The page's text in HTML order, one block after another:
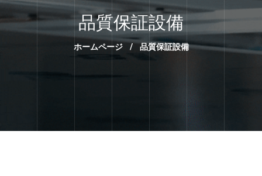
品質保証設備
ホームページ / 品質保証設備